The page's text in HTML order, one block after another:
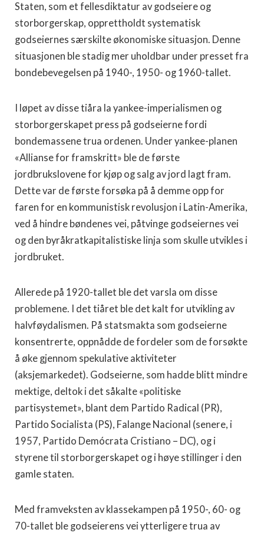
Staten, som et fellesdiktatur av godseiere og
storborgerskap, opprettholdt systematisk
godseiernes særskilte økonomiske situasjon. Denne
situasjonen ble stadig mer uholdbar under presset fra
bondebevegelsen på 1940-, 1950- og 1960-tallet.
I løpet av disse tiåra la yankee-imperialismen og
storborgerskapet press på godseierne fordi
bondemassene trua ordenen. Under yankee-planen
«Allianse for framskritt» ble de første
jordbrukslovene for kjøp og salg av jord lagt fram.
Dette var de første forsøka på å demme opp for
faren for en kommunistisk revolusjon i Latin-Amerika,
ved å hindre bøndenes vei, påtvinge godseiernes vei
og den byråkratkapitalistiske linja som skulle utvikles i
jordbruket.
Allerede på 1920-tallet ble det varsla om disse
problemene. I det tiåret ble det kalt for utvikling av
halvføydalismen. På statsmakta som godseierne
konsentrerte, oppnådde de fordeler som de forsøkte
å øke gjennom spekulative aktiviteter
(aksjemarkedet). Godseierne, som hadde blitt mindre
mektige, deltok i det såkalte «politiske
partisystemet», blant dem Partido Radical (PR),
Partido Socialista (PS), Falange Nacional (senere, i
1957, Partido Demócrata Cristiano – DC), og i
styrene til storborgerskapet og i høye stillinger i den
gamle staten.
Med framveksten av klassekampen på 1950-, 60- og
70-tallet ble godseierens vei ytterligere trua av